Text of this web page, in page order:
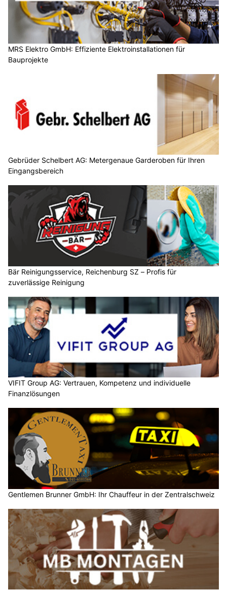
MRS Elektro GmbH: Effiziente Elektroinstallationen für
Bauprojekte
Gebrüder Schelbert AG: Metergenaue Garderoben für Ihren
Eingangsbereich
Bär Reinigungsservice, Reichenburg SZ – Profis für
zuverlässige Reinigung
VIFIT Group AG: Vertrauen, Kompetenz und individuelle
Finanzlösungen
Gentlemen Brunner GmbH: Ihr Chauffeur in der Zentralschweiz